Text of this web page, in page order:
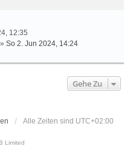
12:35
» So 2. Jun 2024, 14:24
Gehe Zu
Alle Zeiten sind UTC+02:00
Limited